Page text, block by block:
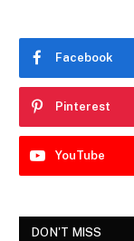
Facebook
Pinterest
YouTube
DON'T MISS